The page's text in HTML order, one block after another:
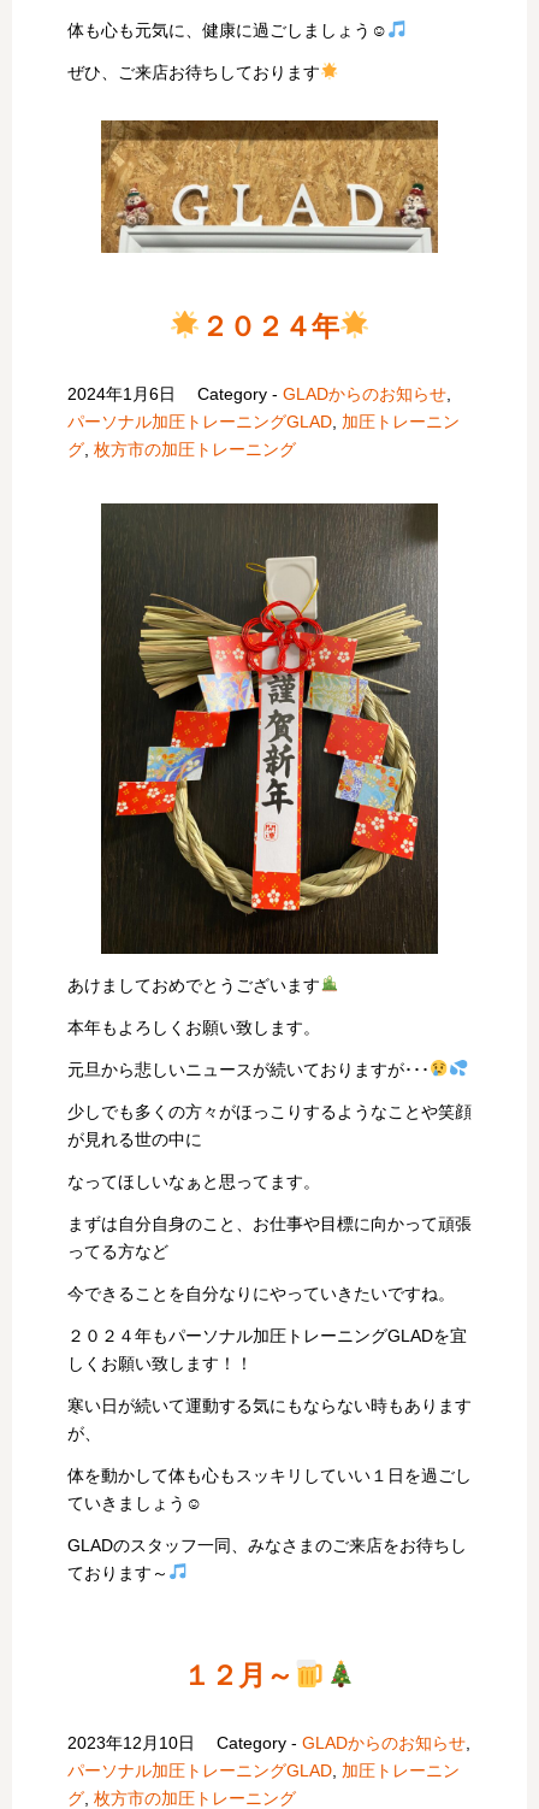
体も心も元気に、健康に過ごしましょう☺
ぜひ、ご来店お待ちしております
２０２４年
2024年1月6日 Category -GLADからのお知らせ
パーソナル加圧トレーニングGLAD 加圧トレーニン
グ 枚方市の加圧トレーニング
あけましておめでとうございます
本年もよろしくお願い致します。
元旦から悲しいニュースが続いておりますが･･･
少しでも多くの方々がほっこりするようなことや笑顔
が見れる世の中に
なってほしいなぁと思ってます。
まずは自分自身のこと、お仕事や目標に向かって頑張
ってる方など
今できることを自分なりにやっていきたいですね。
２０２４年もパーソナル加圧トレーニングGLADを宜
しくお願い致します！！
寒い日が続いて運動する気にもならない時もあります
が、
体を動かして体も心もスッキリしていい１日を過ごし
ていきましょう☺
GLADのスタッフ一同、みなさまのご来店をお待ちし
ております～
１２月～
2023年12月10日 Category -GLADからのお知らせ
パーソナル加圧トレーニングGLAD 加圧トレーニン
グ 枚方市の加圧トレーニング